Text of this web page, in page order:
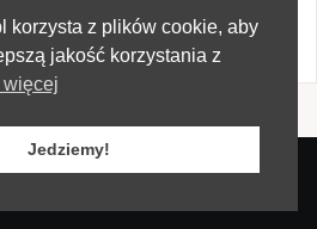
wyświetlenia
|Szablon:Oriaby
korzysta z plików cookie, aby
jakość korzystania z
Jedziemy!